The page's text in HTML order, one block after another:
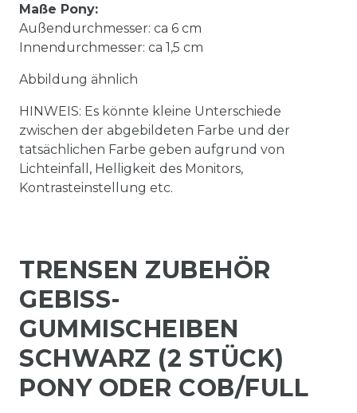
Maße Pony:
Außendurchmesser: ca 6 cm
Innendurchmesser: ca 1,5 cm
Abbildung ähnlich
HINWEIS: Es könnte kleine Unterschiede
zwischen der abgebildeten Farbe und der
tatsächlichen Farbe geben aufgrund von
Lichteinfall, Helligkeit des Monitors,
Kontrasteinstellung etc.
TRENSEN ZUBEHÖR
GEBISS-
GUMMISCHEIBEN
SCHWARZ (2 STÜCK)
PONY ODER COB/FULL